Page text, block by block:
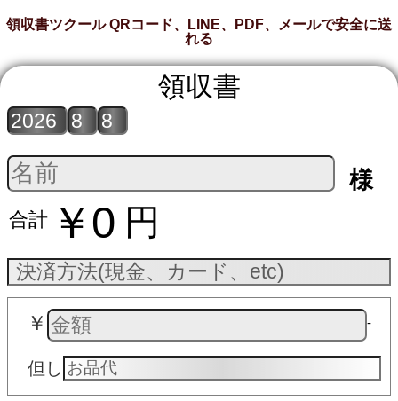
領収書ツクール QRコード、LINE、PDF、メールで安全に送
れる
領収書
様
合計 ￥0 円
￥ ‐
但し